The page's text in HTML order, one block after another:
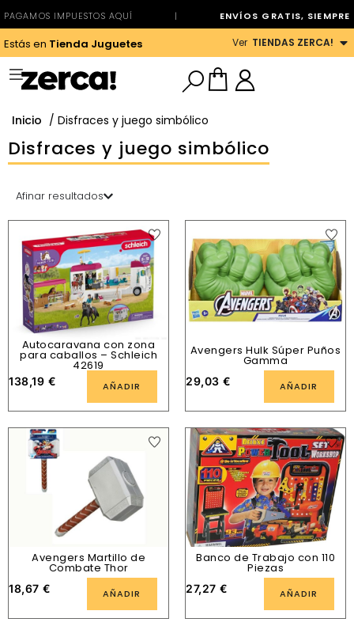
PAGAMOS IMPUESTOS AQUÍ | ENVÍOS GRATIS, SIEMPRE
Estás en Tienda Juguetes Ver TIENDAS ZERCA!
Inicio / Disfraces y juego simbólico
Disfraces y juego simbólico
Afinar resultados
Autocaravana con zona
para caballos – Schleich
42619
138,19 € AÑADIR
Avengers Hulk Súper Puños
Gamma
29,03 € AÑADIR
Avengers Martillo de
Combate Thor
18,67 € AÑADIR
Banco de Trabajo con 110
Piezas
27,27 € AÑADIR